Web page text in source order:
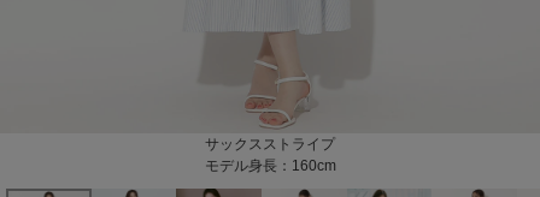
サックスストライプ
モデル身長：160cm
ピンク
モデル身長：166cm
ブラウン
モデル身長：169cm
ネイビー
モデル身長：160cm
ブラックストライプ
モデル身長：159cm
モデル身長：160cm
モデル身長：160cm
モデル身長：166cm
モデル身長：166cm
モデル身長：166cm
モデル身長：166cm
モデル身長：166cm
モデル身長：166cm
モデル身長：169cm
モデル身長：169cm
モデル身長：169cm
モデル身長：169cm
モデル身長：169cm
モデル身長：166cm
モデル身長：166cm
モデル身長：166cm
モデル身長：166cm
モデル身長：160cm
モデル身長：160cm
モデル身長：160cm
モデル身長：159cm
モデル身長：159cm
モデル身長：159cm
モデル身長：159cm